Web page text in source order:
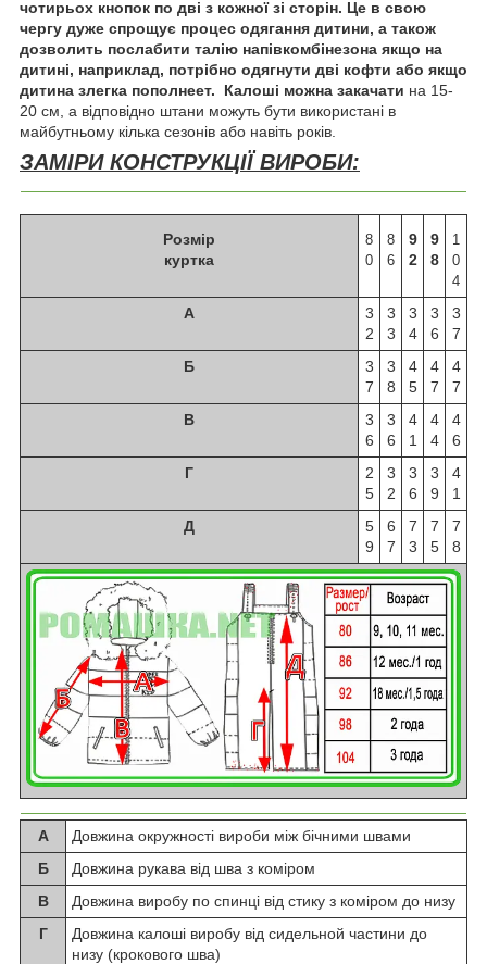
чотирьох кнопок по дві з кожної зі сторін. Це в свою
чергу дуже спрощує процес одягання дитини, а також
дозволить послабити талію напівкомбінезона якщо на
дитині, наприклад, потрібно одягнути дві кофти або якщо
дитина злегка пополнеет.
Калоші можна закачати на 15-
20 см, а відповідно штани можуть бути використані в
майбутньому кілька сезонів або навіть років.
ЗАМІРИ КОНСТРУКЦІЇ ВИРОБИ:
Розмір
куртка
8
0
8
6
9
2
9
8
1
0
4
А
3
2
3
3
3
4
3
6
3
7
Б
3
7
3
8
4
5
4
7
4
7
В
3
6
3
6
4
1
4
4
4
6
Г
2
5
3
2
3
6
3
9
4
1
Д
5
9
6
7
7
3
7
5
7
8
А
Довжина окружності вироби між бічними швами
Б
Довжина рукава від шва з коміром
В
Довжина виробу по спинці від стику з коміром до низу
Г
Довжина калоші виробу від сидельной частини до
низу (крокового шва)